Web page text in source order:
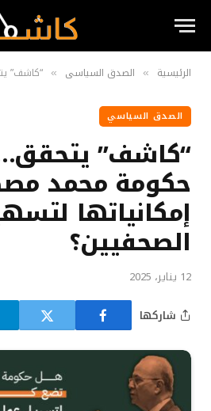
الرئيسية » الصدق السياسي » “كاشف” يتحقق… هل
الصدق السياسي
“كاشف”
حكومة محمد
إمكانياتها
الصحفيين؟
12 يناير، 2025
شاركها